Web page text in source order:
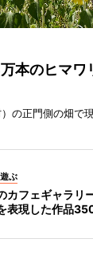
本のヒマ
の正門側の畑で
ぶ
カフェギャラ
表現した作品